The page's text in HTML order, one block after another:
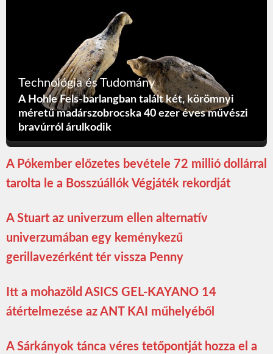
Technológia és Tudomány
A Hohle Fels-barlangban talált két, körömnyi
méretű madárszobrocska 40 ezer éves művészi
bravúrról árulkodik
A Pókember előzetes bevétele 72 millió dollárral
tarolta le a Bosszúállók Végjáték rekordját
A Stuart az univerzum ellen alternatív
univerzumában egy keménykezű
gerillavezérként tér vissza Penny
Itt a mohazöld ASICS GEL-KAYANO 14
átértelmezése az ANT KAI műhelyéből
A Sárkányok tánca véres tetőpontját hozza el a